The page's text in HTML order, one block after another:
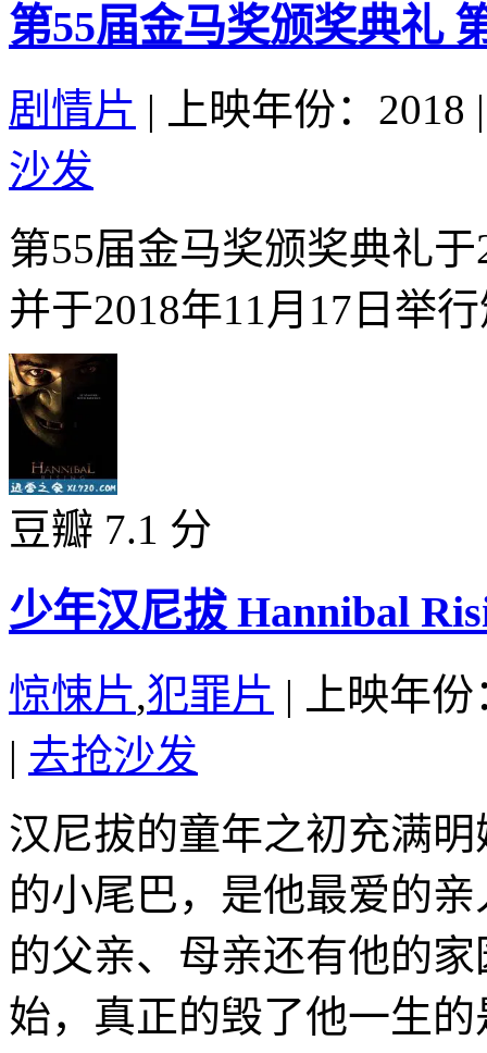
第55届金马奖颁奖典礼‎
剧情片 | 上映年份：2018 |
沙发
第55届金马奖颁奖典礼
并于2018年11月17日举
豆瓣 7.1 分
少年汉尼拔 Hannibal
惊悚片,犯罪片 |
上映年
| 去抢沙发
汉尼拔的童年之初充满
的小尾巴，是他最爱的
的父亲、母亲还有他的
始，真正的毁了他一生